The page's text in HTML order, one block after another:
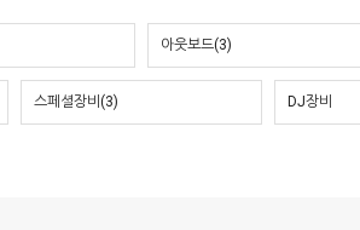
아웃보드(3)
스페셜장비(3) DJ장비